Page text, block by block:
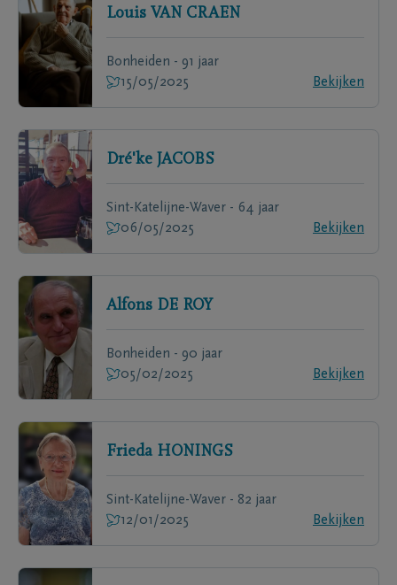
Louis VAN CRAEN
Bonheiden - 91 jaar
15/05/2025
Bekijken
Dré'ke JACOBS
Sint-Katelijne-Waver - 64 jaar
06/05/2025
Bekijken
Alfons DE ROY
Bonheiden - 90 jaar
05/02/2025
Bekijken
Frieda HONINGS
Sint-Katelijne-Waver - 82 jaar
12/01/2025
Bekijken